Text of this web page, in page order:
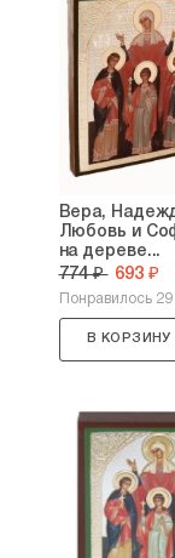
Вера,
Любовь и
на дереве...
774 ₽ 693 ₽
Понравилось
В КОРЗИНУ